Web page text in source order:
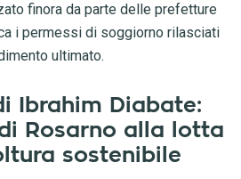
finora da parte delle prefetture
i permessi di soggiorno rilasciati
ultimato.
Ibrahim Diabate:
Rosarno alla lotta
sostenibile